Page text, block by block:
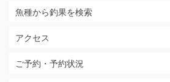
魚種から釣果を検索
アクセス
ご予約・予約状況